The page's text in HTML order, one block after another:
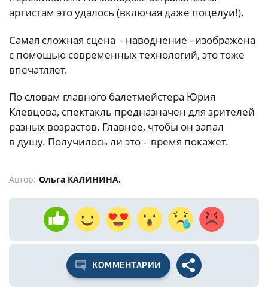
артистам это удалось (включая даже поцелуи!).
Самая сложная сцена - наводнение - изображена
с помощью современных технологий, это тоже
впечатляет.
По словам главного балетмейстера Юрия
Клевцова, спектакль предназначен для зрителей
разных возрастов. Главное, чтобы он запал
в душу. Получилось ли это - время покажет.
Автор: Ольга КАЛИНИНА.
КОММЕНТАРИИ